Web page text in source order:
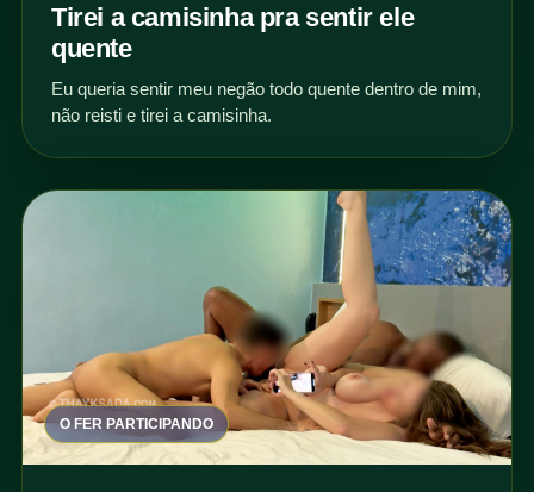
Tirei a camisinha pra sentir ele
quente
Eu queria sentir meu negão todo quente dentro de mim,
não reisti e tirei a camisinha.
O FER PARTICIPANDO